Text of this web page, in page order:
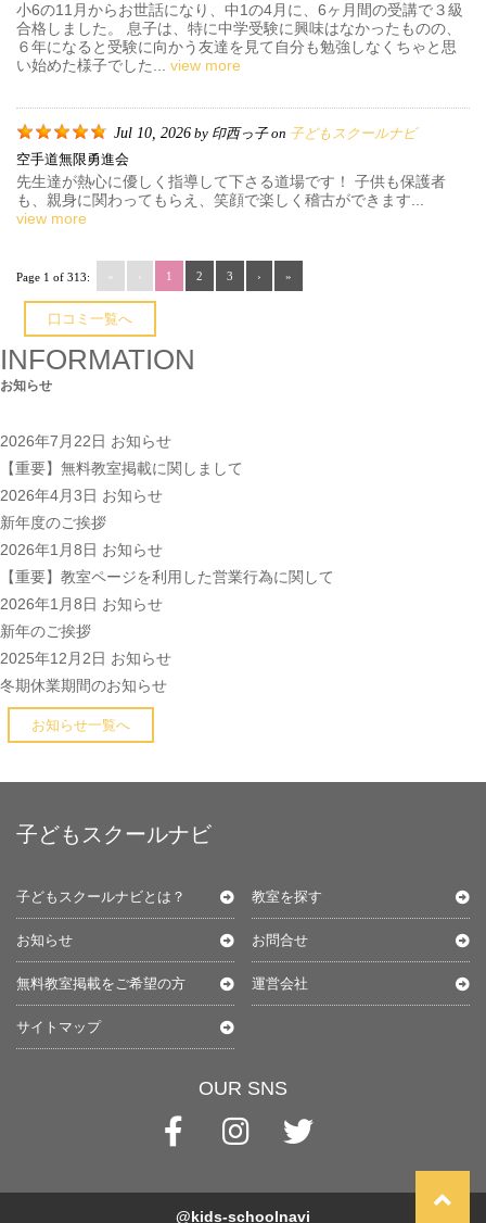
小6の11月からお世話になり、中1の4月に、6ヶ月間の受講で３級
合格しました。 息子は、特に中学受験に興味はなかったものの、
６年になると受験に向かう友達を見て自分も勉強しなくちゃと思
い始めた様子でした... view more
Jul 10, 2026 by 印西っ子on 子どもスクールナビ
空手道無限勇進会
先生達が熱心に優しく指導して下さる道場です！ 子供も保護者
も、親身に関わってもらえ、笑顔で楽しく稽古ができます...
view more
Page 1 of 313: « ‹ 1 2 3 › »
口コミ一覧へ
INFORMATION
お知らせ
2026年7月22日 お知らせ
【重要】無料教室掲載に関しまして
2026年4月3日 お知らせ
新年度のご挨拶
2026年1月8日 お知らせ
【重要】教室ページを利用した営業行為に関して
2026年1月8日 お知らせ
新年のご挨拶
2025年12月2日 お知らせ
冬期休業期間のお知らせ
お知らせ一覧へ
子どもスクールナビ
子どもスクールナビとは？ 教室を探す
お知らせ お問合せ
無料教室掲載をご希望の方 運営会社
サイトマップ
OUR SNS
@kids-schoolnavi